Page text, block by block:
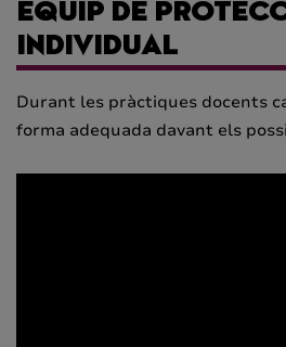
EQUIP DE
INDIVIDUAL
Durant les pràctiques docents
forma adequada davant els